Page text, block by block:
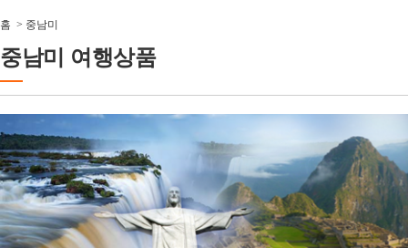
홈 > 중남미
중남미 여행상품